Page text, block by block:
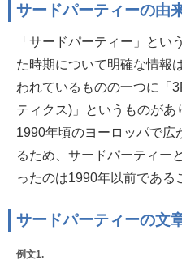
サードパーティーの由
「サードパーティー」とい
た時期について明確な情報
われているものの一つに「
ティクス)」というものが
1990年頃のヨーロッパで広
るため、サードパーティー
ったのは1990年以前である
サードパーティーの文
例文1.